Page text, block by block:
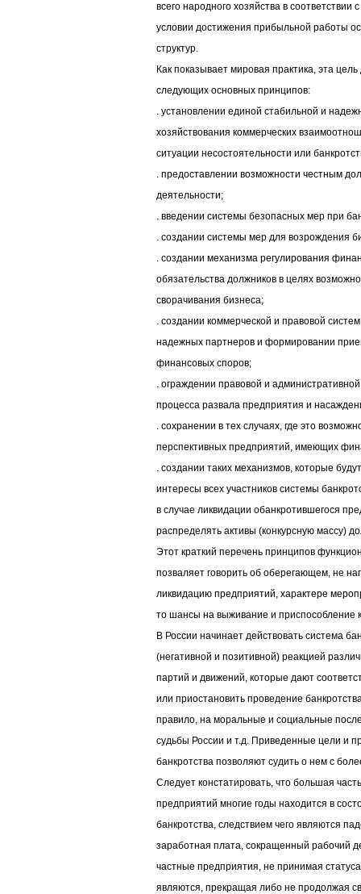
всего народного хозяйства в
условии достижения прибыльной работы
структур.
Как показывает мировая практика, эта
следующих основных принципов:
. установлении единой стабильной и
хозяйствования коммерческих
ситуации несостоятельности или
. предоставлении возможности честным
деятельности;
. введении системы безопасных мер при
. создании системы мер для возрождения
. создании механизма регулирования
обязательства должников в целях
сворачивания бизнеса;
. создании коммерческой и правовой
надежных партнеров и формировании
финансовых споров;
. ограждении правовой и
процесса развала предприятия и
. сохранении в тех случаях, где это
перспективных предприятий, имеющих
. создании таких механизмов, которые
интересы всех участников системы
в случае ликвидации обанкротившегося
распределять активы (конкурсную массу)
Этот краткий перечень принципов
позваляет говорить об оберегающем, не
ликвидацию предприятий, характере
то шансы на выживание и приспособление
В России начинает действовать система
(негативной и позитивной) реакцией
партий и движений, которые дают
или приостановить проведение
правило, на моральные и социальные
судьбы России и т.д. Приведенные цели и
банкротства позволяют судить о нем с
Следует констатировать, что большая
предприятий многие годы находится в
банкротства, следствием чего являются
заработная плата, сокращенный рабочий
частные предприятия, не принимая
являются, прекращая либо не продолжая